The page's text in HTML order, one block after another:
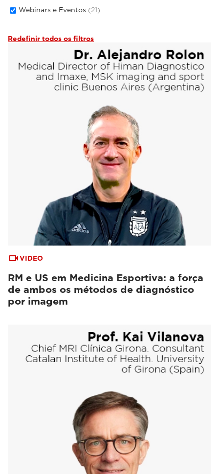
Webinars e Eventos (21)
Redefinir todos os filtros
VIDEO
RM e US em Medicina Esportiva: a força
de ambos os métodos de diagnóstico
por imagem